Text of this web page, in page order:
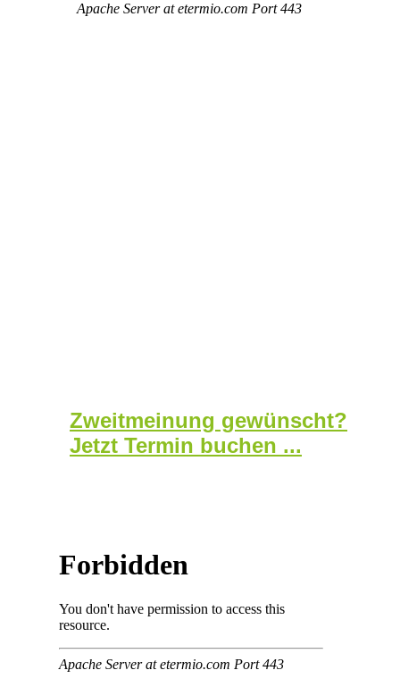
Zweitmeinung gewünscht?
Jetzt Termin buchen ...